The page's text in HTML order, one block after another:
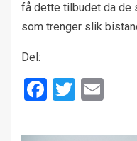
få dette tilbudet da de
som trenger slik
Del:
Facebook
Twitter